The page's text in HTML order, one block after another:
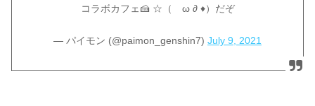
コラボカフェ🍰 ☆（ゝω ∂ ♦︎）だぞ
— パイモン (@paimon_genshin7) July 9, 2021